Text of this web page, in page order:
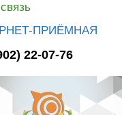
ПРИЁМНАЯ
22-07-76